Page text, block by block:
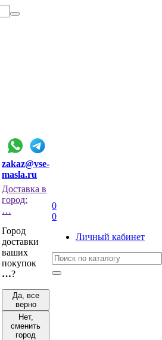
zakaz@vse-
masla.ru
Доставка в
город:
…
Город
доставки
ваших
покупок
…?
Да, все
верно
Нет,
сменить
город
0
0
Личный кабинет